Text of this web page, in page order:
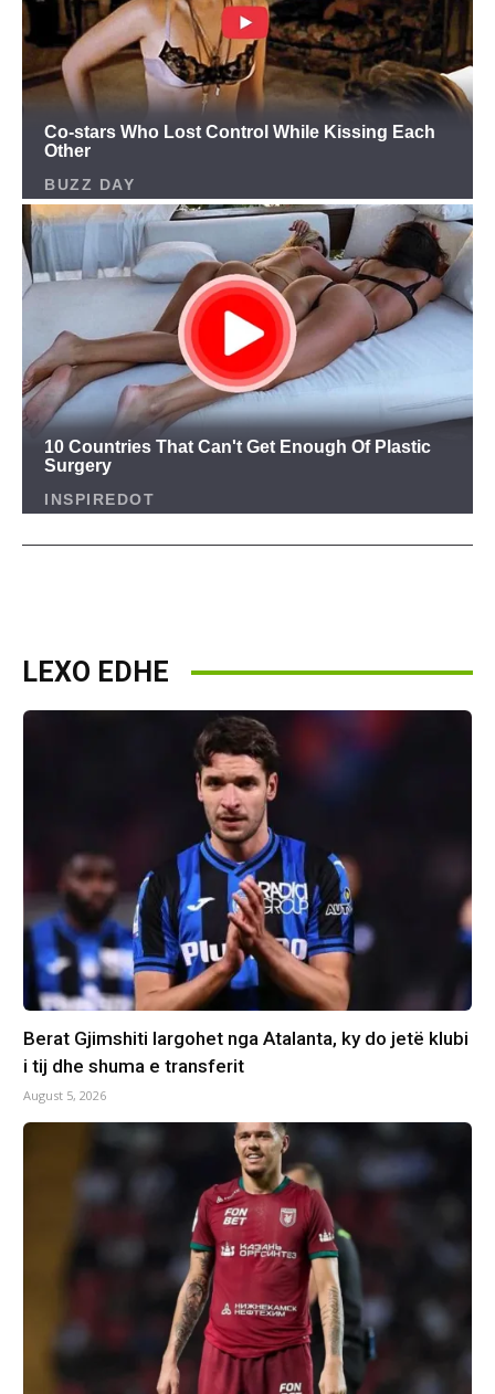
LEXO EDHE
Berat Gjimshiti largohet nga Atalanta, ky do jetë klubi
i tij dhe shuma e transferit
August 5, 2026